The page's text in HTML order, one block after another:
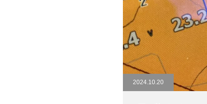
2024.10.20